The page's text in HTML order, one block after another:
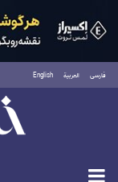
فارسی العربية English